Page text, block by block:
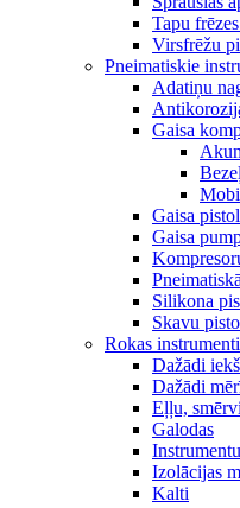
Tapu
Virsfrēžu
Pneimatiskie
Adatiņu
Gaisa
Gaisa
Gaisa
Silikona
Skavu
Rokas instrumenti
Dažādi
Dažādi
Eļļu,
Galodas
Izolācijas
Kalti